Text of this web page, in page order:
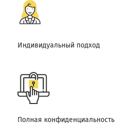
Индивидуальный подход
Полная конфиденциальность